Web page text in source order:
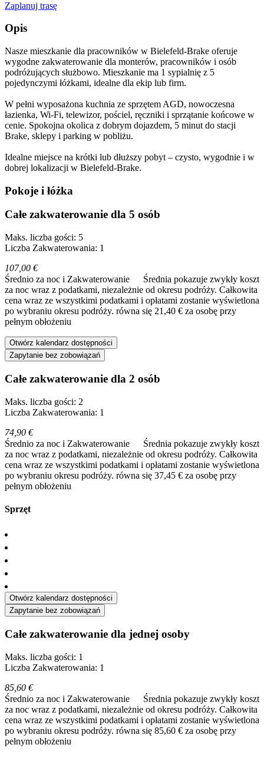
Zaplanuj trasę
Opis
Nasze mieszkanie dla pracowników w Bielefeld-Brake oferuje
wygodne zakwaterowanie dla monterów, pracowników i osób
podróżujących służbowo. Mieszkanie ma 1 sypialnię z 5
pojedynczymi łóżkami, idealne dla ekip lub firm.
W pełni wyposażona kuchnia ze sprzętem AGD, nowoczesna
łazienka, Wi-Fi, telewizor, pościel, ręczniki i sprzątanie końcowe w
cenie. Spokojna okolica z dobrym dojazdem, 5 minut do stacji
Brake, sklepy i parking w pobliżu.
Idealne miejsce na krótki lub dłuższy pobyt – czysto, wygodnie i w
dobrej lokalizacji w Bielefeld-Brake.
Pokoje i łóżka
Całe zakwaterowanie dla 5 osób
Maks. liczba gości: 5
Liczba Zakwaterowania: 1
107,00 €
Średnio za noc i Zakwaterowanie
Średnia pokazuje zwykły koszt
za noc wraz z podatkami, niezależnie od okresu podróży. Całkowita
cena wraz ze wszystkimi podatkami i opłatami zostanie wyświetlona
po wybraniu okresu podróży. równa się 21,40 € za osobę przy
pełnym obłożeniu
Otwórz kalendarz dostępności
Zapytanie bez zobowiązań
Całe zakwaterowanie dla 2 osób
Maks. liczba gości: 2
Liczba Zakwaterowania: 1
74,90 €
Średnio za noc i Zakwaterowanie
Średnia pokazuje zwykły koszt
za noc wraz z podatkami, niezależnie od okresu podróży. Całkowita
cena wraz ze wszystkimi podatkami i opłatami zostanie wyświetlona
po wybraniu okresu podróży. równa się 37,45 € za osobę przy
pełnym obłożeniu
Sprzęt
Otwórz kalendarz dostępności
Zapytanie bez zobowiązań
Całe zakwaterowanie dla jednej osoby
Maks. liczba gości: 1
Liczba Zakwaterowania: 1
85,60 €
Średnio za noc i Zakwaterowanie
Średnia pokazuje zwykły koszt
za noc wraz z podatkami, niezależnie od okresu podróży. Całkowita
cena wraz ze wszystkimi podatkami i opłatami zostanie wyświetlona
po wybraniu okresu podróży. równa się 85,60 € za osobę przy
pełnym obłożeniu